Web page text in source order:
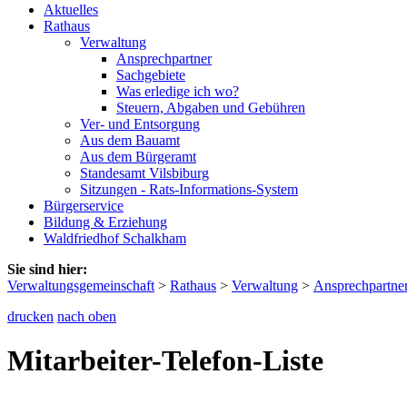
Aktuelles
Rathaus
Verwaltung
Ansprechpartner
Sachgebiete
Was erledige ich wo?
Steuern, Abgaben und Gebühren
Ver- und Entsorgung
Aus dem Bauamt
Aus dem Bürgeramt
Standesamt Vilsbiburg
Sitzungen - Rats-Informations-System
Bürgerservice
Bildung & Erziehung
Waldfriedhof Schalkham
Sie sind hier:
Verwaltungsgemeinschaft > Rathaus > Verwaltung >
drucken nach oben
Mitarbeiter-Telefon-Liste